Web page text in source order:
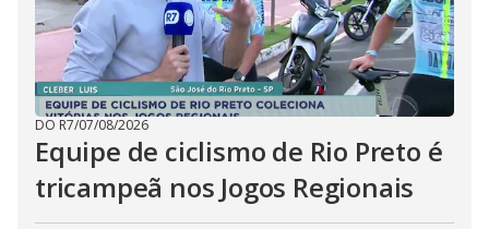
DO R7/07/08/2026
Equipe de ciclismo de Rio Preto é
tricampeã nos Jogos Regionais